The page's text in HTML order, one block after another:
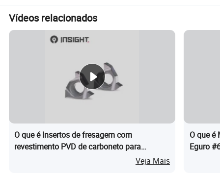
Vídeos relacionados
O que é Insertos de fresagem com
revestimento PVD de carboneto para
Veja Mais
O que é
Eguro